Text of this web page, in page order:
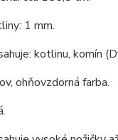
1 mm.
kotlinu, komín
ohňovzdorná farba.